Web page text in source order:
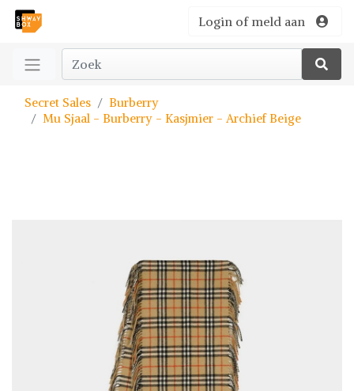
Login of meld aan
Secret Sales
Burberry
Mu Sjaal - Burberry - Kasjmier - Archief Beige